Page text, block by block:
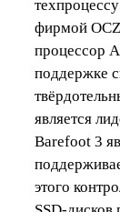
фирмой
процессор
поддержке
является
Barefoot 3
этого